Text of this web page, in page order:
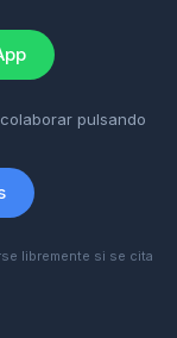
pulsando
libremente si se cita